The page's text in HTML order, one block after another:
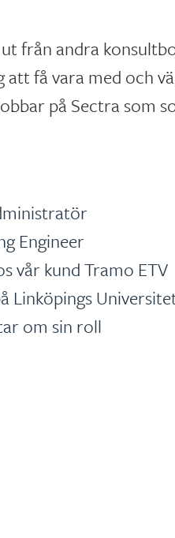
från andra
att få vara med och
på Sectra som
Engineer
vår kund Tramo ETV
Linköpings
om sin roll